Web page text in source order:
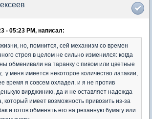
- 05:23 PM, написал:
но, помнится, сей механизм со времен
строя в целом не сильно изменился: когда
обменивали на таранку с пивом или цветные
у меня имеется некоторое количество латакии,
время я совсем охладел. и я не против
вирджинию, да и не оставляет надежда
который имеет возможность привозить из-за
и готов обменять его на резанную бумагу или